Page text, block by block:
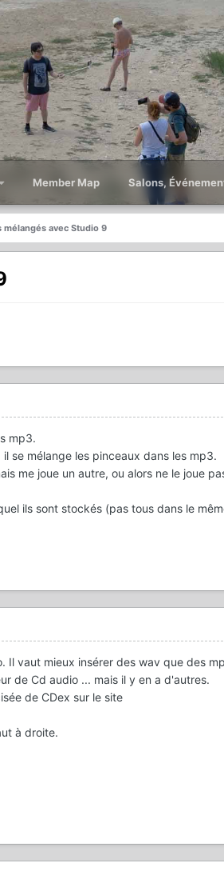
Member Map Salons,
mélangés avec Studio 9
mp3.
se mélange les pinceaux dans les mp3.
me joue un autre, ou alors ne le joue
ils sont stockés (pas tous dans le
Il vaut mieux insérer des wav que des
de Cd audio ... mais il y en a d'autres.
de CDex sur le site
à droite.